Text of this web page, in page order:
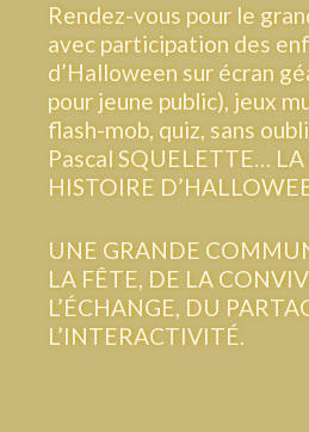
Rendez-vous pour le
avec participation des
d’Halloween sur écran
pour jeune public), jeux
flash-mob, quiz, sans
Pascal SQUELETTE…
HISTOIRE
UNE GRANDE
LA FÊTE, DE LA
L’ÉCHANGE, DU
L’INTERACTIVITÉ.